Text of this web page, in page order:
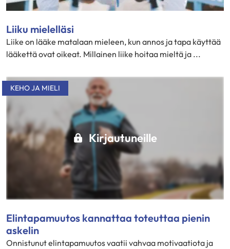
Liiku mielelläsi
Liike on lääke matalaan mieleen, kun annos ja tapa käyttää
lääkettä ovat oikeat. Millainen liike hoitaa mieltä ja ...
Kirjautuneille
KEHO JA MIELI
Elintapamuutos kannattaa toteuttaa pienin
askelin
Onnistunut elintapamuutos vaatii vahvaa motivaatiota ja